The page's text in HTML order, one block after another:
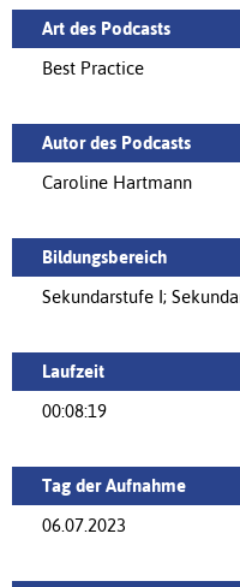
Art des Podcasts
Best Practice
Autor des Podcasts
Caroline Hartmann
Bildungsbereich
Sekundarstufe I;
Laufzeit
00:08:19
Tag der Aufnahme
06.07.2023